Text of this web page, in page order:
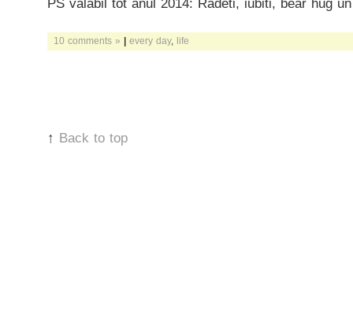
PS valabil tot anul 2014: Radeti, iubiti, bear hug
10 comments » | every day, life
↑ Back to top